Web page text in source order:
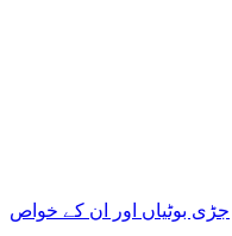
جڑی بوٹیاں اور ان کے خواص